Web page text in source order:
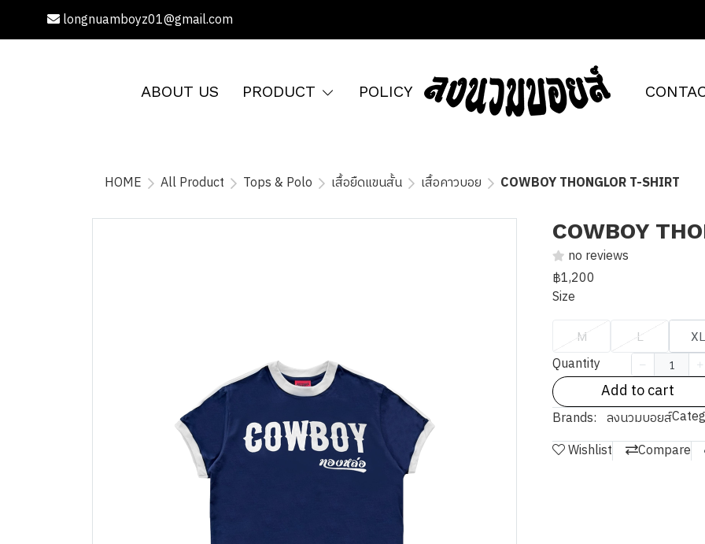
longnuamboyz01@gmail.com
ABOUT US PRODUCT POLICY
HOME All Product Tops & Polo เสื้อยืดแขนสั้น เสื้อคาวบอย COWBOY THONGLOR T-SHIRT
COWBOY
no reviews
฿1,200
Size
M L XL
Quantity
Add to cart
Brands: ลงนวมบอยส์
Wishlist
Compare